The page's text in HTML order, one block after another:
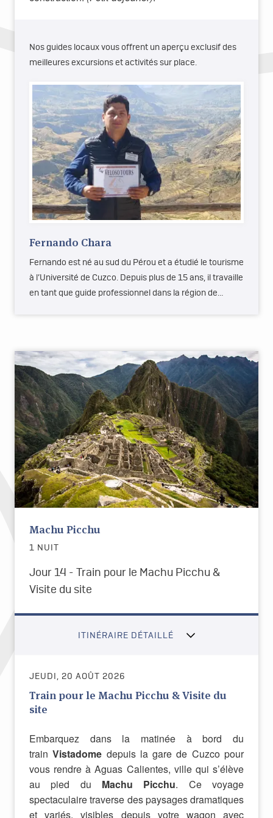
Nos guides locaux vous offrent un aperçu exclusif des
meilleures excursions et activités sur place.
Fernando Chara
Fernando est né au sud du Pérou et a étudié le tourisme
à l’Université de Cuzco. Depuis plus de 15 ans, il travaille
en tant que guide professionnel dans la région de…
Machu Picchu
1 NUIT
Jour 14 - Train pour le Machu Picchu &
Visite du site
ITINÉRAIRE DÉTAILLÉ
JEUDI, 20 AOÛT 2026
Train pour le Machu Picchu & Visite du
site
Embarquez dans la matinée à bord du
trainVistadome depuis la gare de Cuzco pour
vous rendre à Aguas Calientes, ville qui s’élève
au pied du Machu Picchu. Ce voyage
spectaculairetraverse des paysages dramatiques
et variés, visibles depuis votre wagon avec